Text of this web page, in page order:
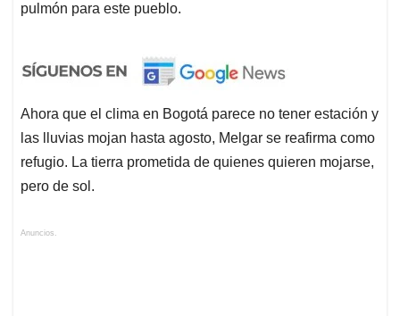
pulmón para este pueblo.
Ahora que el clima en Bogotá parece no tener estación y
las lluvias mojan hasta agosto, Melgar se reafirma como
refugio. La tierra prometida de quienes quieren mojarse,
pero de sol.
Anuncios.